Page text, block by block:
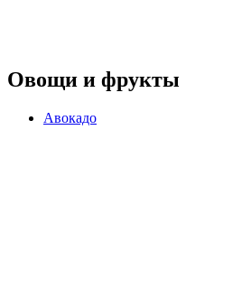
Овощи и фрукты
Авокадо